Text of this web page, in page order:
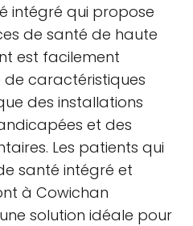
intégré qui propose
de santé de haute
est facilement
caractéristiques
des installations
et des
Les patients qui
santé intégré et
à Cowichan
solution idéale pour